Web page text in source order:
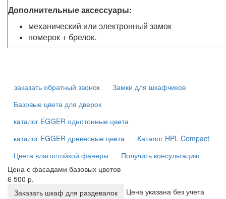
Дополнительные аксессуары:
механический или электронный замок
номерок + брелок.
заказать обратный звонок
Замки для шкафчиков
Базовые цвета для дверок
каталог EGGER однотонные цвета
каталог EGGER древесные цвета
Каталог HPL Compact
Цвета влагостойкой фанеры
Получить консультацию
Цена с фасадами базовых цветов
6 500 р.
Заказать шкаф для раздевалок
Цена указана без учета